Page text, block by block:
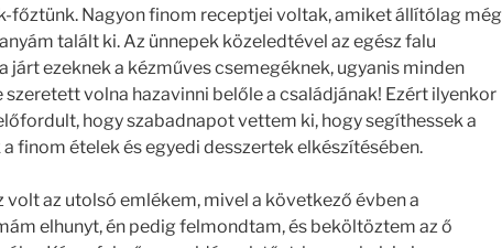
főztünk. Nagyon finom receptjei voltak, amiket állítólag még
talált ki. Az ünnepek közeledtével az egész falu
járt ezeknek a kézműves csemegéknek, ugyanis minden
szeretett volna hazavinni belőle a családjának! Ezért ilyenkor
hogy szabadnapot vettem ki, hogy segíthessek a
a finom ételek és egyedi desszertek elkészítésében.
volt az utolsó emlékem, mivel a következő évben a
elhunyt, én pedig felmondtam, és beköltöztem az ő